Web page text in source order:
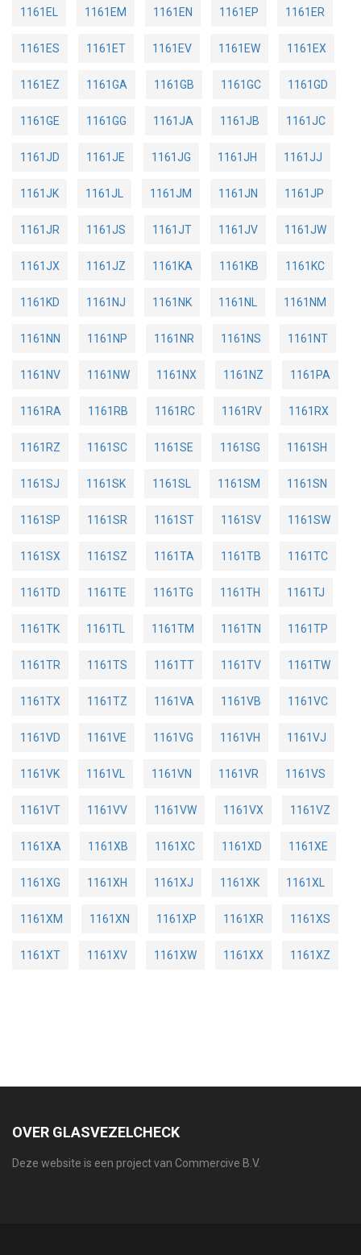
1161EL 1161EM 1161EN 1161EP 1161ER
1161ES 1161ET 1161EV 1161EW 1161EX
1161EZ 1161GA 1161GB 1161GC 1161GD
1161GE 1161GG 1161JA 1161JB 1161JC
1161JD 1161JE 1161JG 1161JH 1161JJ
1161JK 1161JL 1161JM 1161JN 1161JP
1161JR 1161JS 1161JT 1161JV 1161JW
1161JX 1161JZ 1161KA 1161KB 1161KC
1161KD 1161NJ 1161NK 1161NL 1161NM
1161NN 1161NP 1161NR 1161NS 1161NT
1161NV 1161NW 1161NX 1161NZ 1161PA
1161RA 1161RB 1161RC 1161RV 1161RX
1161RZ 1161SC 1161SE 1161SG 1161SH
1161SJ 1161SK 1161SL 1161SM 1161SN
1161SP 1161SR 1161ST 1161SV 1161SW
1161SX 1161SZ 1161TA 1161TB 1161TC
1161TD 1161TE 1161TG 1161TH 1161TJ
1161TK 1161TL 1161TM 1161TN 1161TP
1161TR 1161TS 1161TT 1161TV 1161TW
1161TX 1161TZ 1161VA 1161VB 1161VC
1161VD 1161VE 1161VG 1161VH 1161VJ
1161VK 1161VL 1161VN 1161VR 1161VS
1161VT 1161VV 1161VW 1161VX 1161VZ
1161XA 1161XB 1161XC 1161XD 1161XE
1161XG 1161XH 1161XJ 1161XK 1161XL
1161XM 1161XN 1161XP 1161XR 1161XS
1161XT 1161XV 1161XW 1161XX 1161XZ
OVER GLASVEZELCHECK
Deze website is een project van Commercive B.V.